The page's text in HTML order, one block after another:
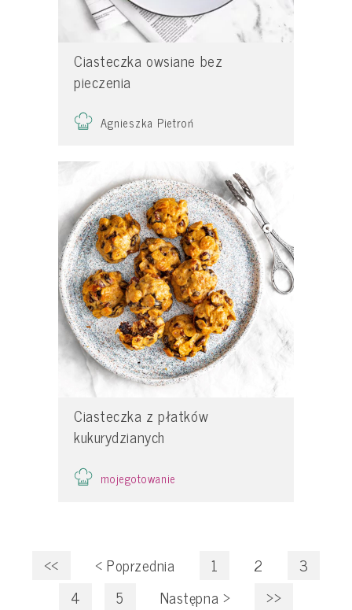
Ciasteczka owsiane bez
pieczenia
Agnieszka Pietroń
Ciasteczka z płatków
kukurydzianych
mojegotowanie
<< < Poprzednia 1 2
3
4
5 Następna > >>